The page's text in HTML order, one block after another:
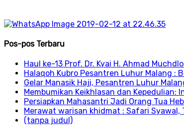
Pos-pos Terbaru
Haul ke-13 Prof. Dr. Kyai H. Ahmad
Halaqoh Kubro Pesantren Luhur Malang :
Gelar Manasik Haji, Pesantren Luhur
Membumikan Keikhlasan dan Kepedulian:
Persiapkan Mahasantri Jadi Orang Tua
Merawat warisan khidmat : Safari Syawal,
(tanpa judul)